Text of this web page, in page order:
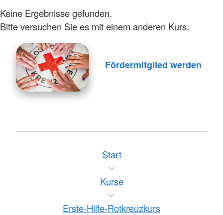
Keine Ergebnisse gefunden.
Bitte versuchen Sie es mit einem anderen Kurs.
Fördermitglied werden
Start
Kurse
Erste-Hilfe-Rotkreuzkurs